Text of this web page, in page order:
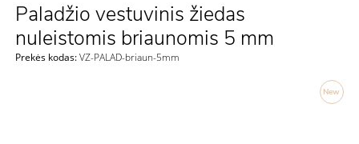
Paladžio vestuvinis žiedas
nuleistomis briaunomis 5 mm
Prekės kodas:VZ-PALAD-briaun-5mm
New